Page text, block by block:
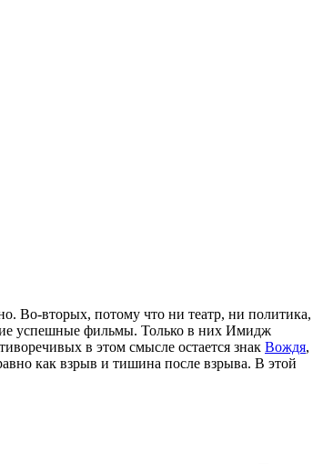
Во-вторых, потому что ни театр, ни политика,
успешные фильмы. Только в них Имидж
в этом смысле остается знак Вождя,
как взрыв и тишина после взрыва. В этой